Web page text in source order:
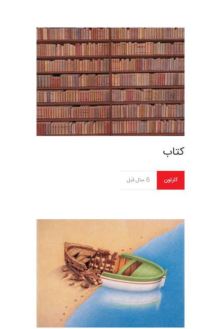
کتاب
کارتون 6 سال قبل